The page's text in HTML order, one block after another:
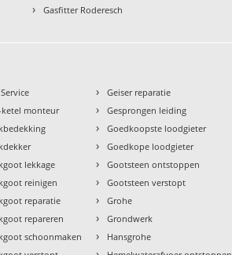
› Gasfitter Roderesch
ketel monteur
lekkage
reinigen
reparatie
repareren
schoonmaken
› Geiser reparatie
› Gesprongen leiding
› Goedkoopste loodgieter
› Goedkope loodgieter
› Gootsteen ontstoppen
› Gootsteen verstopt
› Grohe
› Grondwerk
› Hansgrohe